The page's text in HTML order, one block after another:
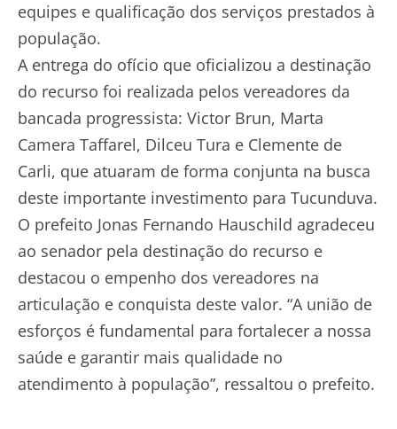
equipes e qualificação dos serviços prestados à
população.
A entrega do ofício que oficializou a destinação
do recurso foi realizada pelos vereadores da
bancada progressista: Victor Brun, Marta
Camera Taffarel, Dilceu Tura e Clemente de
Carli, que atuaram de forma conjunta na busca
deste importante investimento para Tucunduva.
O prefeito Jonas Fernando Hauschild agradeceu
ao senador pela destinação do recurso e
destacou o empenho dos vereadores na
articulação e conquista deste valor. “A união de
esforços é fundamental para fortalecer a nossa
saúde e garantir mais qualidade no
atendimento à população”, ressaltou o prefeito.